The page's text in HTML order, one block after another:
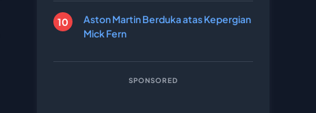
Aston Martin Berduka atas Kepergian
Mick Fern
SPONSORED